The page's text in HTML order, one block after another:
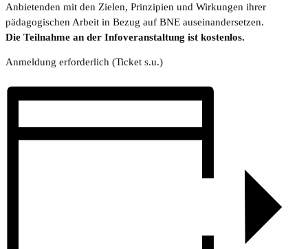
Anbietenden mit den Zielen, Prinzipien und Wirkungen ihrer
pädagogischen Arbeit in Bezug auf BNE auseinandersetzen.
Die Teilnahme an der Infoveranstaltung ist kostenlos.
Anmeldung erforderlich (Ticket s.u.)